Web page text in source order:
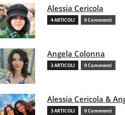
Alessia Cericola
4 ARTICOLI 0 Commenti
Angela Colonna
3 ARTICOLI 0 Commenti
Alessia Cericola &
3 ARTICOLI 0 Commenti